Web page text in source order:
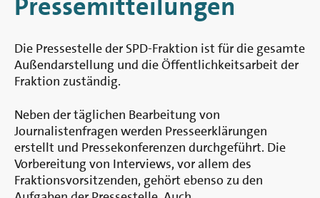
von
Berlin
Pressemitteilungen
Die Pressestelle der SPD-Fraktion ist für die gesamte
Außendarstellung und die Öffentlichkeitsarbeit der
Fraktion zuständig.
Neben der täglichen Bearbeitung von
Journalistenfragen werden Presseerklärungen
erstellt und Pressekonferenzen durchgeführt. Die
Vorbereitung von Interviews, vor allem des
Fraktionsvorsitzenden, gehört ebenso zu den